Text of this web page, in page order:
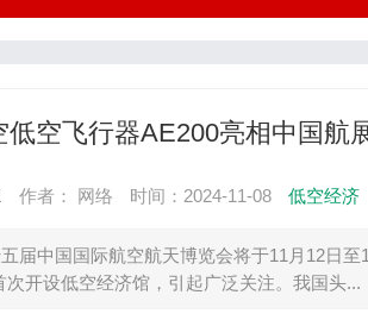
低空飞行器AE200亮相中国航
作者： 网络 时间：2024-11-08 低空经济
届中国国际航空航天博览会将于11月12日
次开设低空经济馆，引起广泛关注。我国头...